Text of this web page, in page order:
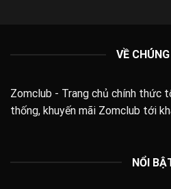
VỀ
Zomclub - Trang chủ chính thức
thống, khuyến mãi Zomclub tới
NỔI